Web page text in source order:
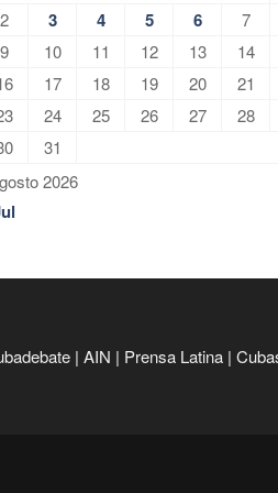
2026
2 3 4 5 6 7
9
10 11 12 13 14
17 18 19 20 21
24 25 26 27 28
31
| AIN | Prensa Latina |